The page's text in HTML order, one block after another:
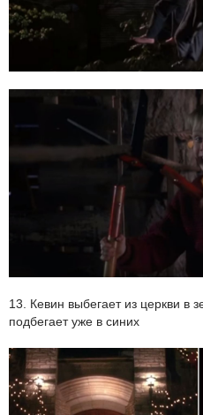
13. Кевин выбегает из церкви в
подбегает уже в синих